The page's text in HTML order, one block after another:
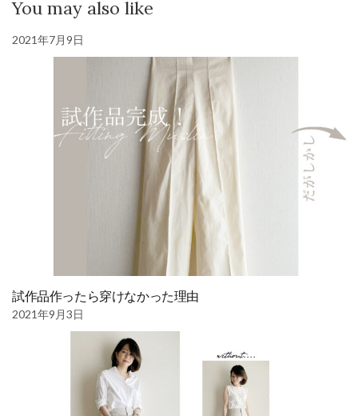
You may also like
2021年7月9日
試作品作ったら穿けなかった理由
2021年9月3日